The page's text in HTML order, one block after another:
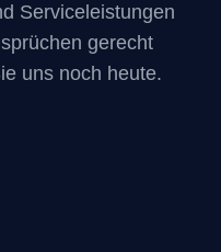
Serviceleistungen
gerecht
uns noch heute.